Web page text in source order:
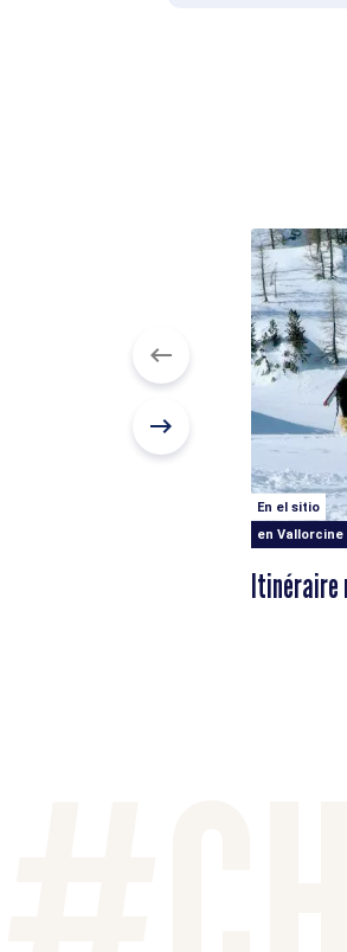
En el sitio
en Vallorcine
Itinéraire